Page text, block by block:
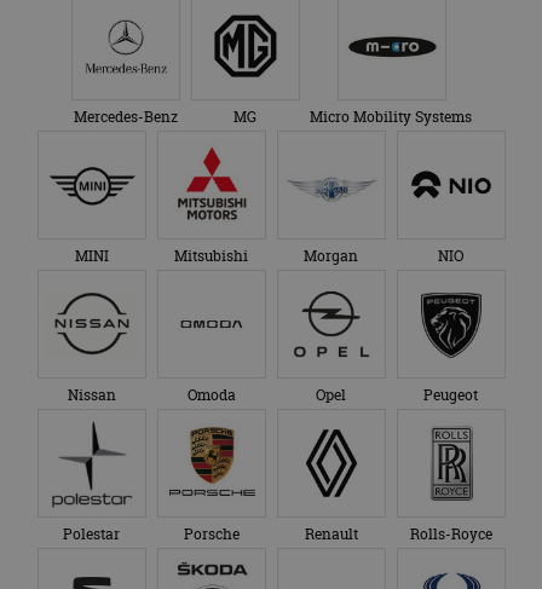
Mercedes-Benz MG Micro Mobility Systems
MINI Mitsubishi Morgan NIO
Nissan Omoda Opel Peugeot
Polestar Porsche Renault Rolls-Royce